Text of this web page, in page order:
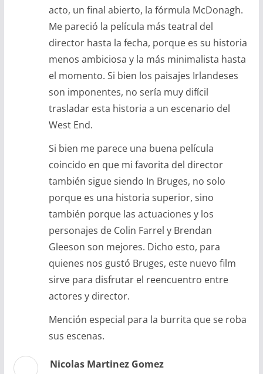
acto, un final abierto, la fórmula McDonagh.
Me pareció la película más teatral del
director hasta la fecha, porque es su historia
menos ambiciosa y la más minimalista hasta
el momento. Si bien los paisajes Irlandeses
son imponentes, no sería muy difícil
trasladar esta historia a un escenario del
West End.
Si bien me parece una buena película
coincido en que mi favorita del director
también sigue siendo In Bruges, no solo
porque es una historia superior, sino
también porque las actuaciones y los
personajes de Colin Farrel y Brendan
Gleeson son mejores. Dicho esto, para
quienes nos gustó Bruges, este nuevo film
sirve para disfrutar el reencuentro entre
actores y director.
Mención especial para la burrita que se roba
sus escenas.
Nicolas Martinez Gomez